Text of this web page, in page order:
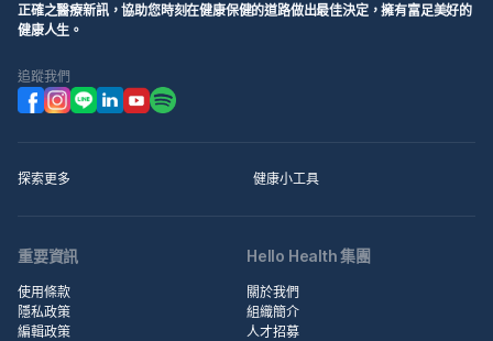
正確之醫療新訊，協助您時刻在健康保健的道路做出最佳決定，擁有富足美好的
健康人生。
追蹤我們
探索更多 健康小工具
重要資訊
使用條款
隱私政策
編輯政策
Hello Health 集團
關於我們
組織簡介
人才招募